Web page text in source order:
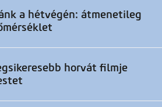
a hétvégén: átmenetileg
horvát filmje